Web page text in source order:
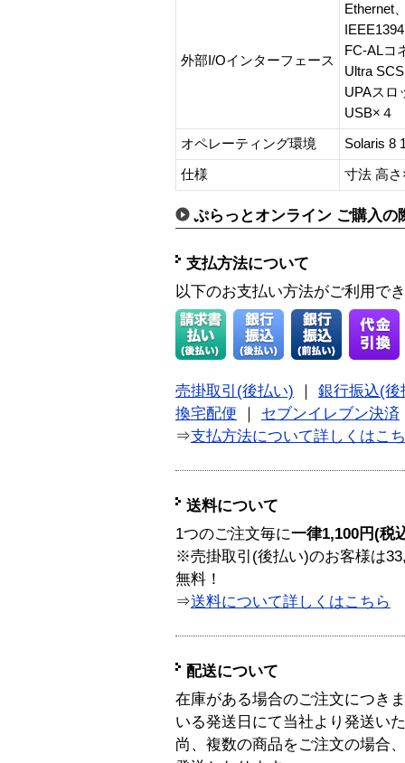
外部I/Oインターフェース
Ethernet
FC-ALコ
Ultra
UPAスロ
USB×４
オペレーティング環境 Solaris 8
仕様 寸法 高
ぷらっとオンライン ご購入の
支払方法について
以下のお支払い方法がご利用で
売掛取引(後払い)
銀行振込(後
換宅配便
セブンイレブン決済
⇒支払方法について詳しくはこ
送料について
1つのご注文毎に一律1,100円(税
※売掛取引(後払い)のお客様は
無料！
⇒送料について詳しくはこちら
配送について
在庫がある場合のご注文につき
いる発送日にて当社より発送い
尚、複数の商品をご注文の場合